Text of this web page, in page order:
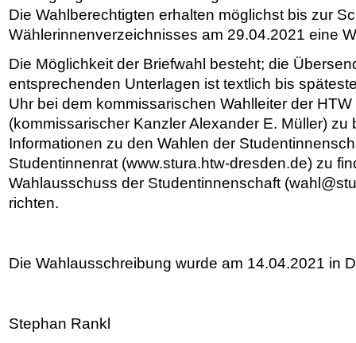
Die Wahlberechtigten erhalten möglichst bis zur
Wählerinnenverzeichnisses am 29.04.2021 eine
Die Möglichkeit der Briefwahl besteht; die
entsprechenden Unterlagen ist textlich bis
Uhr bei dem kommissarischen Wahlleiter der
(kommissarischer Kanzler Alexander E. Müller) zu
Informationen zu den Wahlen der
Studentinnenrat (www.stura.htw-dresden.de) zu
Wahlausschuss der Studentinnenschaft
richten.
Die Wahlausschreibung wurde am 14.04.2021 in
Stephan Rankl